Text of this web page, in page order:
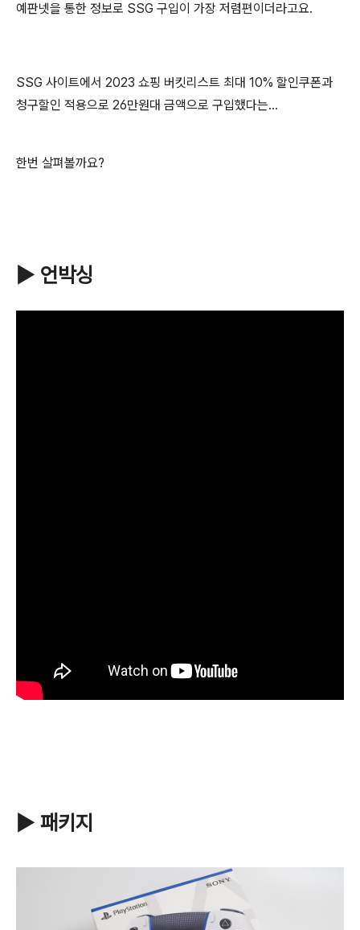
예판넷을 통한 정보로 SSG 구입이 가장 저렴편이더라고요.
SSG 사이트에서 2023 쇼핑 버킷리스트 최대 10% 할인쿠폰과
청구할인 적용으로 26만원대 금액으로 구입했다는...
한번 살펴볼까요?
▶ 언박싱
▶ 패키지